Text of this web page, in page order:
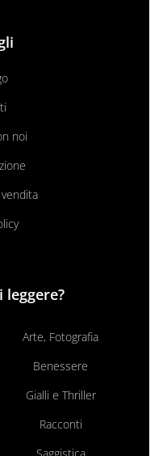
noi
leggere?
Arte, Fotografia
Benessere
Gialli e Thriller
Racconti